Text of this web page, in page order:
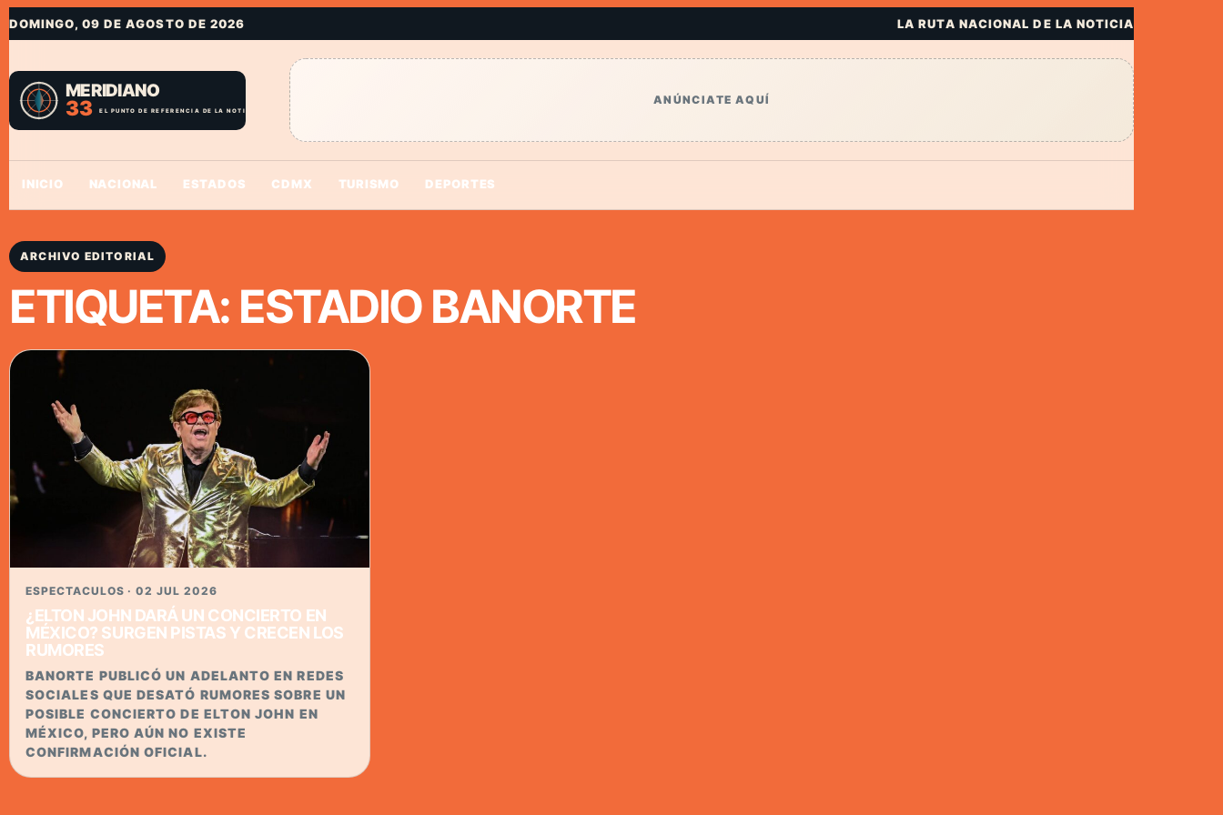
DOMINGO, 09 DE AGOSTO DE 2026 LA RUTA NACIONAL DE LA NOTICIA
ANÚNCIATE AQUÍ
INICIO NACIONAL ESTADOS CDMX TURISMO DEPORTES
ARCHIVO EDITORIAL
ETIQUETA: ESTADIO BANORTE
ESPECTACULOS · 02 JUL 2026
¿ELTON JOHN DARÁ UN CONCIERTO EN
MÉXICO? SURGEN PISTAS Y CRECEN LOS
RUMORES
BANORTE PUBLICÓ UN ADELANTO EN REDES
SOCIALES QUE DESATÓ RUMORES SOBRE UN
POSIBLE CONCIERTO DE ELTON JOHN EN
MÉXICO, PERO AÚN NO EXISTE
CONFIRMACIÓN OFICIAL.